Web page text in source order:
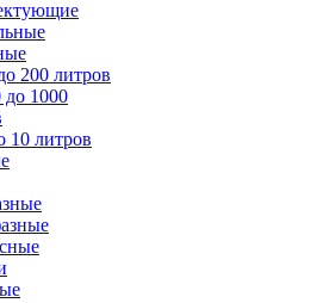
200 литров
1000
10 литров